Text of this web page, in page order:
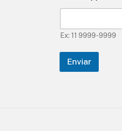
Ex: 11 9999-9999
Enviar